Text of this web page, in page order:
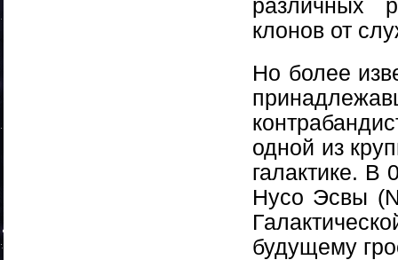
различных
клонов от
Но более
одной из
галактике. В
Нусо Эсвы
будущему